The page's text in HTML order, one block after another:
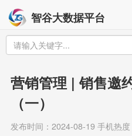
智谷大数据平台
营销管理 | 销售邀
（一）
发布时间：2024-08-19 手机热